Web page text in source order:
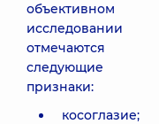
объективном
исследовании
отмечаются
следующие
признаки:
косоглазие;